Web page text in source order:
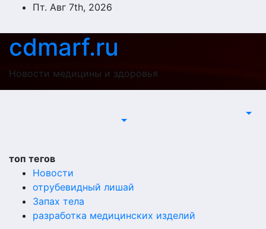
Перейти
содержимому
Пт. Авг 7th, 2026
cdmarf.ru
Новости медицины и здоровья
топ тегов
Новости
отрубевидный лишай
Запах тела
разработка медицинских изделий